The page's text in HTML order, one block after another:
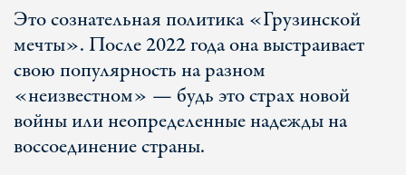
Это сознательная политика «Грузинской
мечты». После 2022 года она выстраивает
свою популярность на разном
«неизвестном» — будь это страх новой
войны или неопределенные надежды на
воссоединение страны.